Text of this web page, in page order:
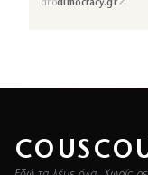
απόdimocracy.gr↗